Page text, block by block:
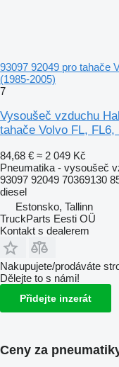
93097 92049 pro tahače
(1985-2005)
7
Vysoušeč vzduchu
tahače Volvo FL, FL6,
84,68 € ≈ 2 049 Kč
Pneumatika - vysoušeč
93097 92049 70369130
diesel
Estonsko, Tallinn
TruckParts Eesti OÜ
Kontakt s dealerem
Nakupujete/prodáváte
Dělejte to s námi!
Přidejte inzerát
Ceny za